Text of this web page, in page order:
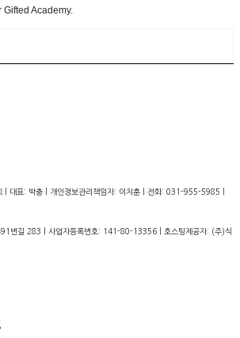
Academy.
| 대표: 박충 | 개인정보관리책임자: 이치훈 | 전화: 031-955-5985 |
번길 283 | 사업자등록번호: 141-80-13356 | 호스팅제공자: (주)식